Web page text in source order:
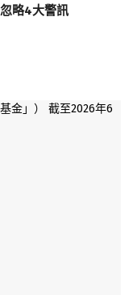
忽略4大警訊